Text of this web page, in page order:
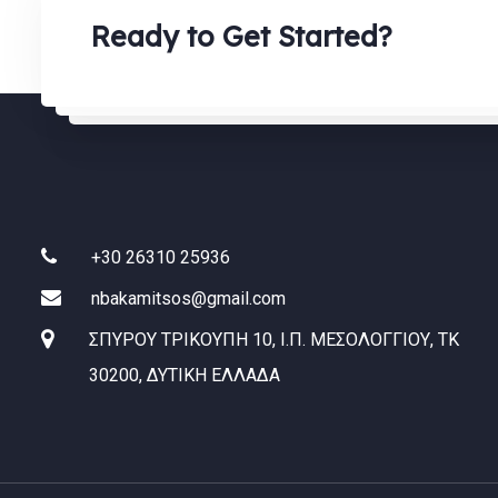
Ready to Get Started?
+30 26310 25936
nbakamitsos@gmail.com
ΣΠΥΡΟΥ ΤΡΙΚΟΥΠΗ 10, Ι.Π. ΜΕΣΟΛΟΓΓΙΟΥ, ΤΚ
30200, ΔΥΤΙΚΗ ΕΛΛΑΔΑ